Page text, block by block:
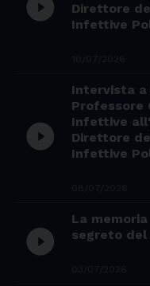
play_circle_filled
Direttore
Infettive
play_circle_filled
Intervista
Professore
Infettive
Direttore
Infettive
play_circle_filled
La
segreto